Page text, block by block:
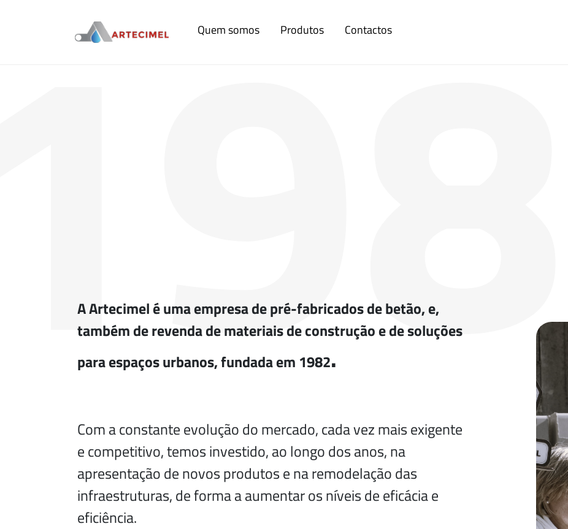
Quem somos Produtos Contactos
A Artecimel é uma empresa de pré-fabricados de betão, e,
também de revenda de materiais de construção e de soluções
para espaços urbanos, fundada em 1982.
Com a constante evolução do mercado, cada vez mais exigente
e competitivo, temos investido, ao longo dos anos, na
apresentação de novos produtos e na remodelação das
infraestruturas, de forma a aumentar os níveis de eficácia e
eficiência.